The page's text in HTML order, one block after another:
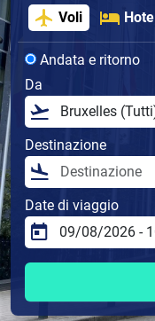
Voli Hotel
Andata e ritorno
Da
Destinazione
Date di viaggio